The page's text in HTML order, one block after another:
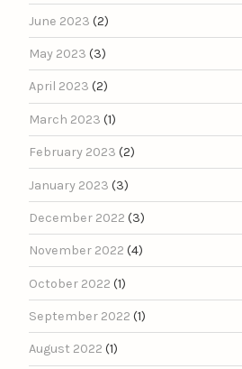
June 2023 (2)
May 2023 (3)
April 2023 (2)
March 2023 (1)
February 2023 (2)
January 2023 (3)
December 2022 (3)
November 2022 (4)
October 2022 (1)
September 2022 (1)
August 2022 (1)